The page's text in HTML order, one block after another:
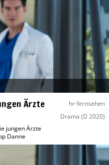
Ärzte hr-fernsehen
Drama (D 2020)
jungen Ärzte
Danne